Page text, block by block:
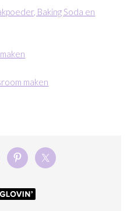
Baking Soda en
maken